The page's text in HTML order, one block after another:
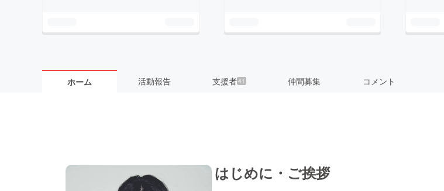
ホーム 活動報告 支援者41 仲間募集 コメント
はじめに・ご挨拶